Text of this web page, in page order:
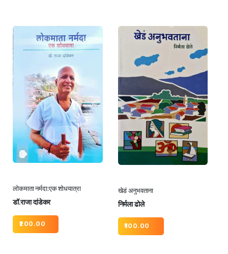
लोकमाता नर्मदा:एक शोधयात्रा
डॉ.राजा दांडेकर
200.00
खेडं अनुभवताना
निर्मला ढोले
100.00